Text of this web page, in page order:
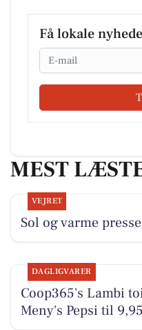
Få lokale
Email
MEST
VEJRET
Sol og varme
DAGLIGVARER
Coop365's Lambi
Meny's Pepsi til